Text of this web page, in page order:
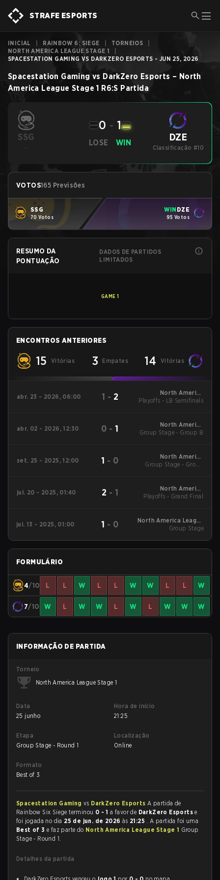
STRAFE ESPORTS
INICIAL RAINBOW 6: SIEGE TORNEIOS
NORTH AMERICA LEAGUE STAGE 1
SPACESTATION GAMING VS DARKZERO ESPORTS - JUN 25, 2026
Spacestation Gaming vs DarkZero Esports – North
America League Stage 1 R6:S Partida
SSG
-
LOSE
0 - 1
WIN DZE
Classificação #10
VOTOS165 Previsões
SSG
70 Votos
WIN DZE
95 Votos
RESUMO DA
PONTUAÇÃO
DADOS DE PARTIDOS
LIMITADOS
GAME 1
ENCONTROS ANTERIORES
15 Vitórias 3 Empates 14 Vitórias
abr. 23 - 2026, 06:00 1 - 2
North America
League - North
Playoffs - LB Semifinals
abr. 02 - 2026, 12:30 0 -1
North America
League - North
Group Stage - Group B
set. 25 - 2025, 12:00 1 - 0
North America
League Stage 2
Group Stage - Group
jul. 20 - 2025, 01:40 2 - 1
North America
League Stage 1
Playoffs - Grand Final
jul. 13 - 2025, 01:00 1 - 0
North America League
Stage 1
Group Stage
FORMULÁRIO
4/10 L L W L L W W L L W
7/10 W L W W L W L W W W
INFORMAÇÃO DE PARTIDA
Torneio
North America League Stage 1
Data
25 junho
Hora de início
21:25
Etapa
Group Stage - Round 1
Localização
Online
Formato
Best of 3
Spacestation Gaming vs DarkZero EsportsA partida de
Rainbow Six Siege terminou 0 - 1 a favor de DarkZero Esportse
foi jogada no dia 25 de jun. de 2026 às 21:25 . A partida foi uma
Best of 3 e faz parte do North America League Stage 1 Group
Stage - Round 1.
Detalhes da partida